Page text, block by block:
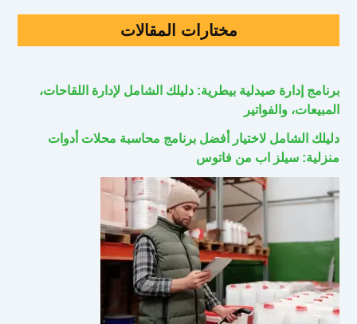
مختارات المقالات
برنامج إدارة صيدلية بيطرية: دليلك الشامل لإدارة اللقاحات،
المبيعات، والفواتير
دليلك الشامل لاختيار أفضل برنامج محاسبة محلات أدوات
منزلية: سيلز اب من فاتوس